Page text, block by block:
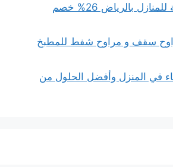
تركيب إنارة سقفية للمنازل بالرياض 26% خصم
سقف و مراوح شفط للمطبخ
في المنزل وأفضل الحلول من